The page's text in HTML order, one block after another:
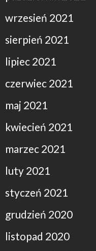
wrzesień 2021
sierpień 2021
lipiec 2021
czerwiec 2021
maj 2021
kwiecień 2021
marzec 2021
luty 2021
styczeń 2021
grudzień 2020
listopad 2020